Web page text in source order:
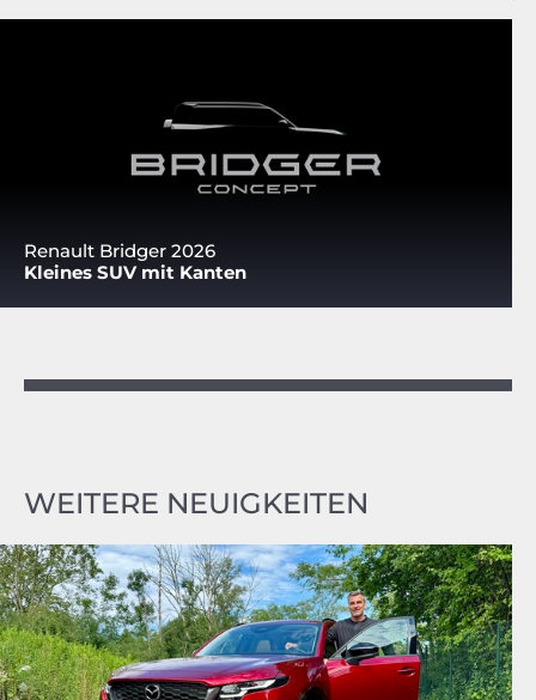
Renault Bridger 2026
Kleines SUV mit Kanten
WEITERE NEUIGKEITEN